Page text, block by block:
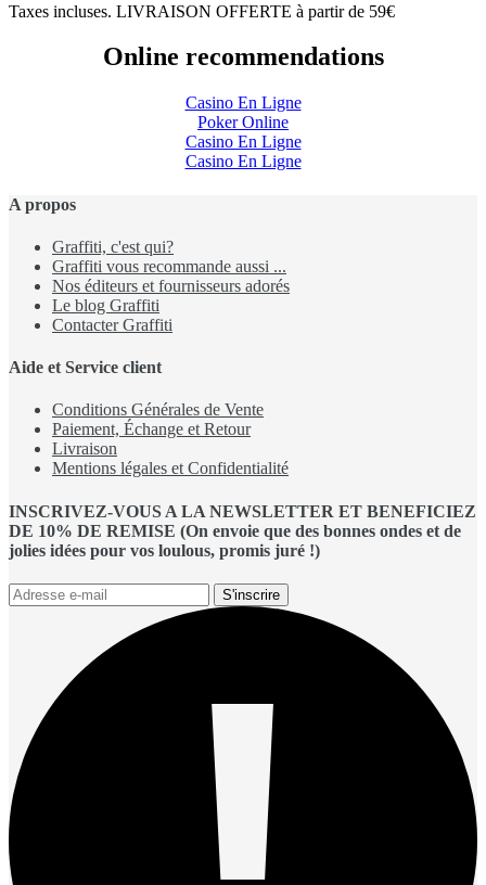
Taxes incluses. LIVRAISON OFFERTE à partir de 59€
Online recommendations
Casino En Ligne
Poker Online
Casino En Ligne
Casino En Ligne
A propos
Graffiti, c'est qui?
Graffiti vous recommande aussi ...
Nos éditeurs et fournisseurs adorés
Le blog Graffiti
Contacter Graffiti
Aide et Service client
Conditions Générales de Vente
Paiement, Échange et Retour
Livraison
Mentions légales et Confidentialité
INSCRIVEZ-VOUS A LA NEWSLETTER ET BENEFICIEZ
DE 10% DE REMISE (On envoie que des bonnes ondes et de
jolies idées pour vos loulous, promis juré !)
S'inscrire